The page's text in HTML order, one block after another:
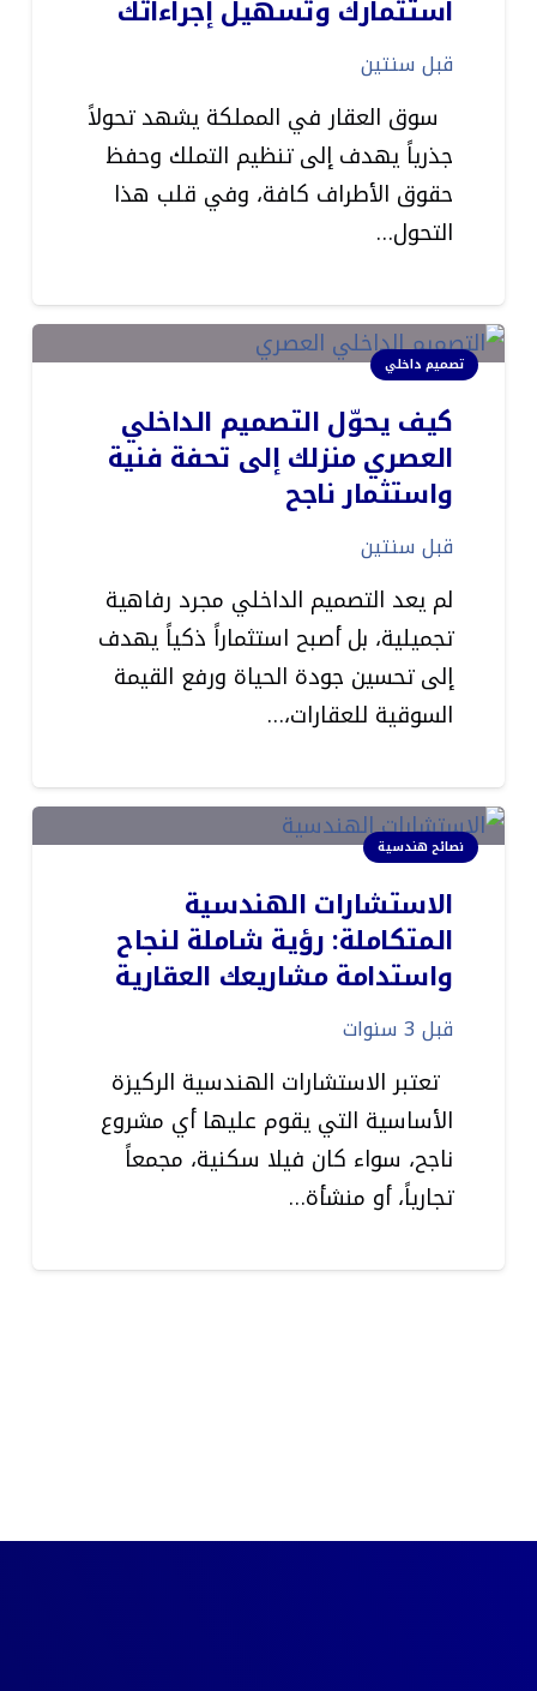
استثمارك وتسهيل إجراءاتك
قبل سنتين
سوق العقار في المملكة يشهد تحولاً
جذرياً يهدف إلى تنظيم التملك وحفظ
حقوق الأطراف كافة، وفي قلب هذا
التحول…
تصميم داخلي
كيف يحوّل التصميم الداخلي
العصري منزلك إلى تحفة فنية
واستثمار ناجح
قبل سنتين
لم يعد التصميم الداخلي مجرد رفاهية
تجميلية، بل أصبح استثماراً ذكياً يهدف
إلى تحسين جودة الحياة ورفع القيمة
السوقية للعقارات،…
نصائح هندسية
الاستشارات الهندسية
المتكاملة: رؤية شاملة لنجاح
واستدامة مشاريعك العقارية
قبل 3 سنوات
تعتبر الاستشارات الهندسية الركيزة
الأساسية التي يقوم عليها أي مشروع
ناجح، سواء كان فيلا سكنية، مجمعاً
تجارياً، أو منشأة…